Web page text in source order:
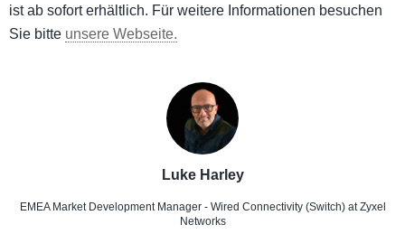
ist ab sofort erhältlich. Für weitere Informationen besuchen
Sie bitte unsere Webseite.
Luke Harley
EMEA Market Development Manager - Wired Connectivity (Switch)at Zyxel
Networks